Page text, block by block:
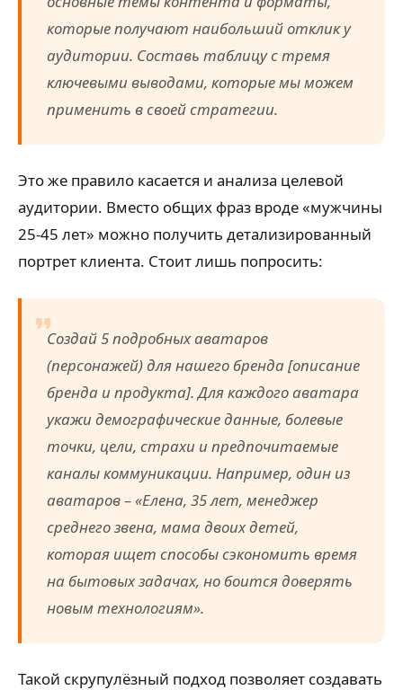
которые получают наибольший отклик у
аудитории. Составь таблицу с тремя
ключевыми выводами, которые мы можем
применить в своей стратегии.
Это же правило касается и анализа целевой
аудитории. Вместо общих фраз вроде «мужчины
25-45 лет» можно получить детализированный
портрет клиента. Стоит лишь попросить:
Создай 5 подробных аватаров
(персонажей) для нашего бренда [описание
бренда и продукта]. Для каждого аватара
укажи демографические данные, болевые
точки, цели, страхи и предпочитаемые
каналы коммуникации. Например, один из
аватаров – «Елена, 35 лет, менеджер
среднего звена, мама двоих детей,
которая ищет способы сэкономить время
на бытовых задачах, но боится доверять
новым технологиям».
Такой скрупулёзный подход позволяет создавать